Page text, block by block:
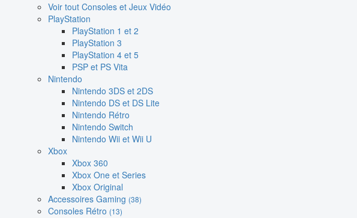
Voir tout Consoles et Jeux Vidéo
PlayStation
PlayStation 1 et 2
PlayStation 3
PlayStation 4 et 5
PSP et PS Vita
Nintendo
Nintendo 3DS et 2DS
Nintendo DS et DS Lite
Nintendo Rétro
Nintendo Switch
Nintendo Wii et Wii U
Xbox
Xbox 360
Xbox One et Series
Xbox Original
Accessoires Gaming (38)
Consoles Rétro (13)